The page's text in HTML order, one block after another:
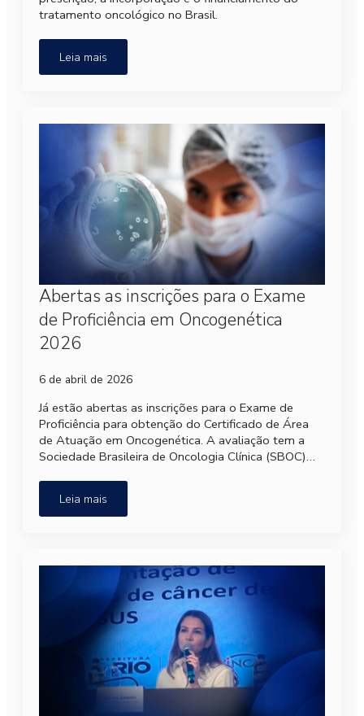
tratamento oncológico no Brasil.
Leia mais
Abertas as inscrições para o Exame
de Proficiência em Oncogenética
2026
6 de abril de 2026
Já estão abertas as inscrições para o Exame de
Proficiência para obtenção do Certificado de Área
de Atuação em Oncogenética. A avaliação tem a
Sociedade Brasileira de Oncologia Clínica (SBOC)…
Leia mais